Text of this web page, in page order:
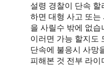
설령 경찰이 단속
하면 대형 사고 또는
을 사릴수 밖에 없습
이러면 가능 할지도
단속에 불응시 사망
피해본 것 전부 라이